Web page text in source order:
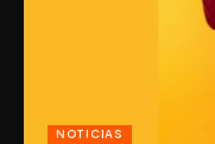
NOTICIAS